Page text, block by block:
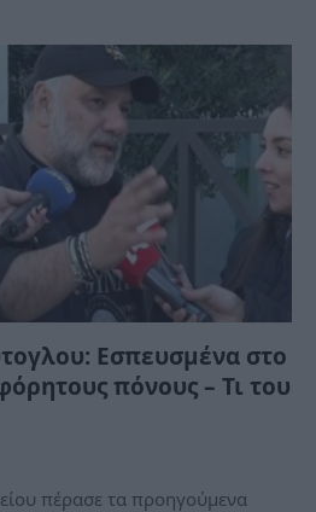
Εσπευσμένα στο
πόνους – Τι του
πέρασε τα προηγούμενα